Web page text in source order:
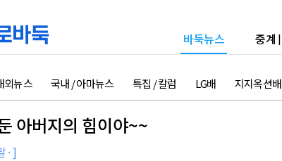
바둑뉴스 중계 |
외뉴스 국내 / 아마뉴스 특집 / 칼럼 LG배 지지옥션배
아버지의 힘이야~~
·]